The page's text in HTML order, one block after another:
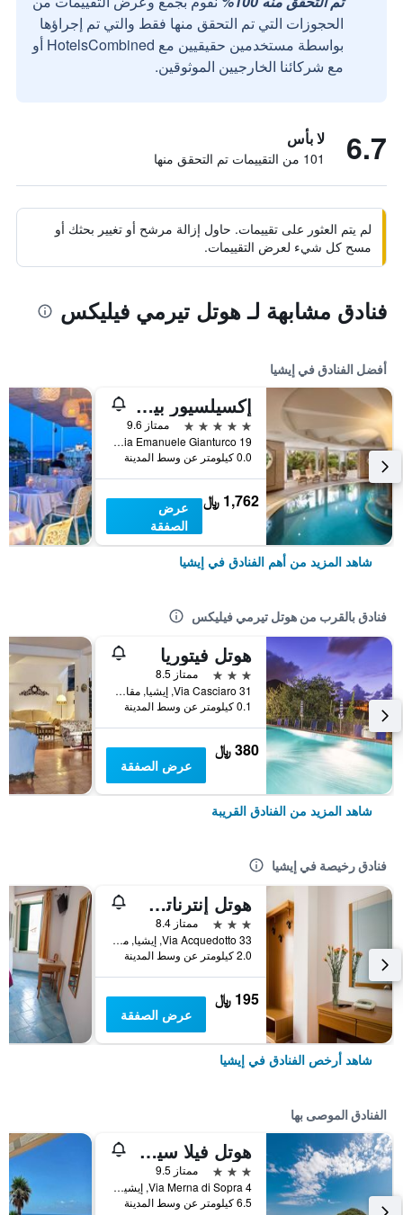
الحجوزات التي تم التحقق منها فقط والتي تم إجراؤها
بواسطة مستخدمين حقيقيين مع HotelsCombined أو
مع شركائنا الخارجيين الموثوقين.
6.7 لا بأس
101 من التقييمات تم التحقق منها
لم يتم العثور على تقييمات. حاول إزالة مرشح أو تغيير بحثك أو
مسح كل شيء لعرض التقييمات.
فنادق مشابهة لـ هوتل تيرمي فيليكس
أفضل الفنادق في إيشيا
إكسيلسيور بيلفيدير هوتل آند سبا
5 نجوم
ممتاز 9.6
Via Emanuele Gianturco 19, إيشيا, مقاطعة نابولي, إيطاليا
0.0 كيلومتر عن وسط المدينة
1,762 ﷼
عرض
الصفقة
شاهد المزيد من أهم الفنادق في إيشيا
فنادق بالقرب من هوتل تيرمي فيليكس
هوتل فيتوريا
3 نجوم
ممتاز 8.5
Via Casciaro 31, إيشيا, مقاطعة نابولي, إيطاليا
0.1 كيلومتر عن وسط المدينة
380 ﷼
عرض الصفقة
شاهد المزيد من الفنادق القريبة
فنادق رخيصة في إيشيا
هوتل إنترناتسيونالي
3 نجوم
ممتاز 8.4
Via Acquedotto 33, إيشيا, مقاطعة نابولي, إيطاليا
2.0 كيلومتر عن وسط المدينة
195 ﷼
عرض الصفقة
شاهد أرخص الفنادق في إيشيا
الفنادق الموصى بها
هوتل فيلا سيرينا
3 نجوم
ممتاز 9.5
Via Merna di Sopra 4, إيشيا, مقاطعة نابولي, إيطاليا
6.5 كيلومتر عن وسط المدينة